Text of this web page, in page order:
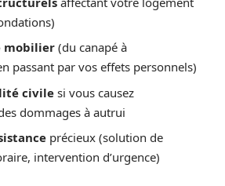
mobilier(du canapé à
passant par vos effets personnels)
civile si vous causez
dommages à autrui
précieux (solution de
intervention d’urgence)